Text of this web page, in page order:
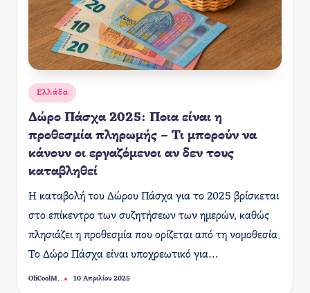
Αναρτήθηκε
σε
Ελλάδα
Δώρο Πάσχα 2025: Ποια είναι η
προθεσμία πληρωμής – Τι μπορούν να
κάνουν οι εργαζόμενοι αν δεν τους
καταβληθεί
Η καταβολή του Δώρου Πάσχα για το 2025 βρίσκεται
στο επίκεντρο των συζητήσεων των ημερών, καθώς
πλησιάζει η προθεσμία που ορίζεται από τη νομοθεσία.
Το Δώρο Πάσχα είναι υποχρεωτικό για…
Συγγραφέας:
OliCoolM. 10 Απριλίου 2025